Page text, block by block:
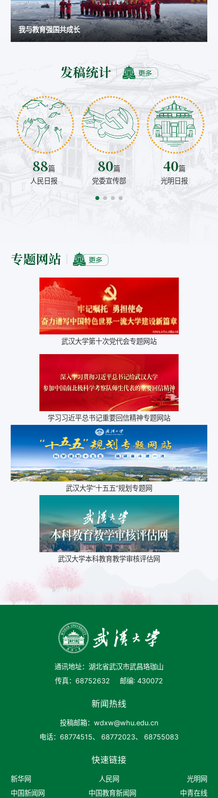
我与教育强国共成长
发稿统计
88篇
人民日报
80篇
党委宣传部
40篇
光明日报
专题网站
武汉大学第十次党代会专题网站
学习习近平总书记重要回信精神专题网站
武汉大学“十五五”规划专题网
武汉大学本科教育教学审核评估网
通讯地址：湖北省武汉市武昌珞珈山
传真：68752632
邮编: 430072
新闻热线
投稿邮箱：wdxw@whu.edu.cn
电话：68774515、 68772023、 68755083
快速链接
新华网 人民网
光明网
中国新闻网
中国教育新闻网 中青在线